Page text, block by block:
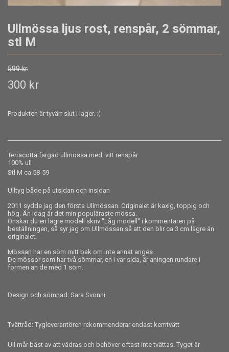
Ullmössa ljus rost, renspår, 2 sömmar,
stl M
599 kr
300 kr
Produkten är tyvärr slut i lager. :(
Terracotta färgad ullmössa med vitt renspår
100% ull
Stl M ca 58-59
Ulltyg både på utsidan och insidan
2011 sydde jag den första Ullmössan. Originalet är kaxig, toppig och
hög. Än idag är det min populäraste mössa.
Önskar du en lägre modell skriv "Låg modell" i kommentaren på
beställningen, så syr jag om Ullmössan så att den blir ca 3 cm lägre än
originalet.
Mössan har en söm mitt bak om inte annat anges
De mössor som har två sömmar, en i var sida, är aningen rundare i
formen än de med 1 söm.
Design och sömnad: Sara Svonni
Tvättråd: Tygleverantören rekommenderar endast kemtvätt
Ull mår bäst av att vädras och behöver oftast inte tvättas. Tyget är